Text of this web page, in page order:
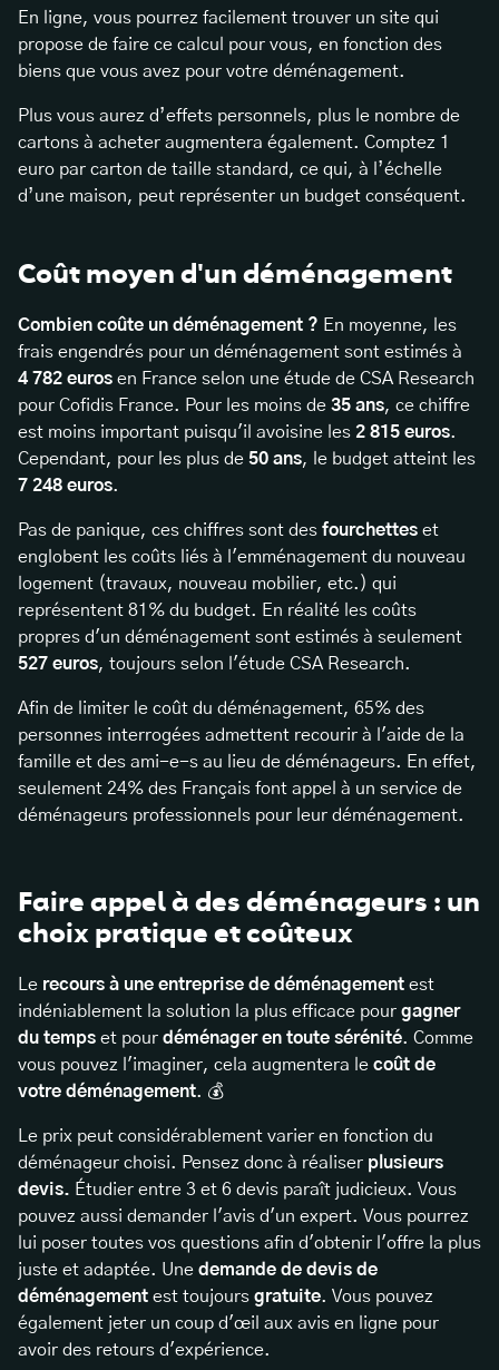
En ligne, vous pourrez facilement trouver un site qui
propose de faire ce calcul pour vous, en fonction des
biens que vous avez pour votre déménagement.
Plus vous aurez d’effets personnels, plus le nombre de
cartons à acheter augmentera également. Comptez 1
euro par carton de taille standard, ce qui, à l’échelle
d’une maison, peut représenter un budget conséquent.
Coût moyen d'un déménagement
Combien coûte un déménagement ? En moyenne, les
frais engendrés pour un déménagement sont estimés à
4 782 euros en France selon une étude de CSA Research
pour Cofidis France. Pour les moins de 35 ans, ce chiffre
est moins important puisqu'il avoisine les 2 815 euros.
Cependant, pour les plus de 50 ans, le budget atteint les
7 248 euros.
Pas de panique, ces chiffres sont des fourchettes et
englobent les coûts liés à l'emménagement du nouveau
logement (travaux, nouveau mobilier, etc.) qui
représentent 81% du budget. En réalité les coûts
propres d'un déménagement sont estimés à seulement
527 euros, toujours selon l'étude CSA Research.
Afin de limiter le coût du déménagement, 65% des
personnes interrogées admettent recourir à l'aide de la
famille et des ami-e-s au lieu de déménageurs. En effet,
seulement 24% des Français font appel à un service de
déménageurs professionnels pour leur déménagement.
Faire appel à des déménageurs : un
choix pratique et coûteux
Le recours à une entreprise de déménagement est
indéniablement la solution la plus efficace pour gagner
du temps et pour déménager en toute sérénité. Comme
vous pouvez l'imaginer, cela augmentera le coût de
votre déménagement. 💰
Le prix peut considérablement varier en fonction du
déménageur choisi. Pensez donc à réaliser plusieurs
devis. Étudier entre 3 et 6 devis paraît judicieux. Vous
pouvez aussi demander l'avis d'un expert. Vous pourrez
lui poser toutes vos questions afin d'obtenir l'offre la plus
juste et adaptée. Une demande de devis de
déménagement est toujours gratuite. Vous pouvez
également jeter un coup d'œil aux avis en ligne pour
avoir des retours d'expérience.